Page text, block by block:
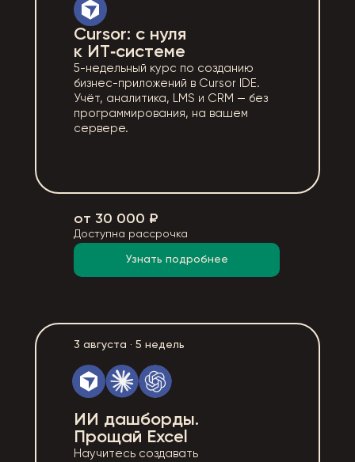
Cursor: с нуля
к ИТ‑системе
5-недельный курс по созданию
бизнес-приложений в Cursor IDE.
Учёт, аналитика, LMS и CRM — без
программирования, на вашем
сервере.
от 30 000 ₽
Доступна рассрочка
Узнать подробнее
ИИ дашборды.
Прощай Excel
Научитесь создавать
3 августа · 5 недель